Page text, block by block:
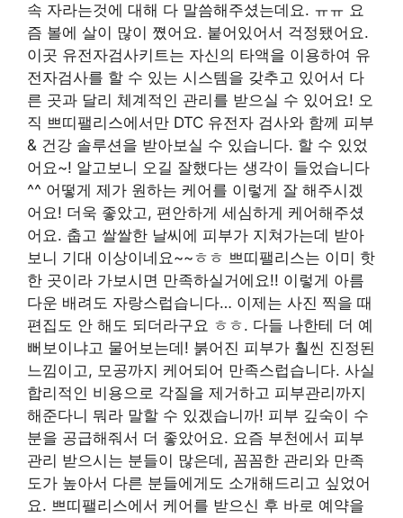
속 자라는것에 대해 다 말씀해주셨는데요. ㅠㅠ 요
즘 볼에 살이 많이 쪘어요. 붙어있어서 걱정됐어요.
이곳 유전자검사키트는 자신의 타액을 이용하여 유
전자검사를 할 수 있는 시스템을 갖추고 있어서 다
른 곳과 달리 체계적인 관리를 받으실 수 있어요! 오
직 쁘띠팰리스에서만 DTC 유전자 검사와 함께 피부
& 건강 솔루션을 받아보실 수 있습니다. 할 수 있었
어요~! 알고보니 오길 잘했다는 생각이 들었습니다
^^ 어떻게 제가 원하는 케어를 이렇게 잘 해주시겠
어요! 더욱 좋았고, 편안하게 세심하게 케어해주셨
어요. 춥고 쌀쌀한 날씨에 피부가 지쳐가는데 받아
보니 기대 이상이네요~~ㅎㅎ 쁘띠팰리스는 이미 핫
한 곳이라 가보시면 만족하실거에요!! 이렇게 아름
다운 배려도 자랑스럽습니다… 이제는 사진 찍을 때
편집도 안 해도 되더라구요 ㅎㅎ. 다들 나한테 더 예
뻐보이냐고 물어보는데! 붉어진 피부가 훨씬 진정된
느낌이고, 모공까지 케어되어 만족스럽습니다. 사실
합리적인 비용으로 각질을 제거하고 피부관리까지
해준다니 뭐라 말할 수 있겠습니까! 피부 깊숙이 수
분을 공급해줘서 더 좋았어요. 요즘 부천에서 피부
관리 받으시는 분들이 많은데, 꼼꼼한 관리와 만족
도가 높아서 다른 분들에게도 소개해드리고 싶었어
요. 쁘띠팰리스에서 케어를 받으신 후 바로 예약을